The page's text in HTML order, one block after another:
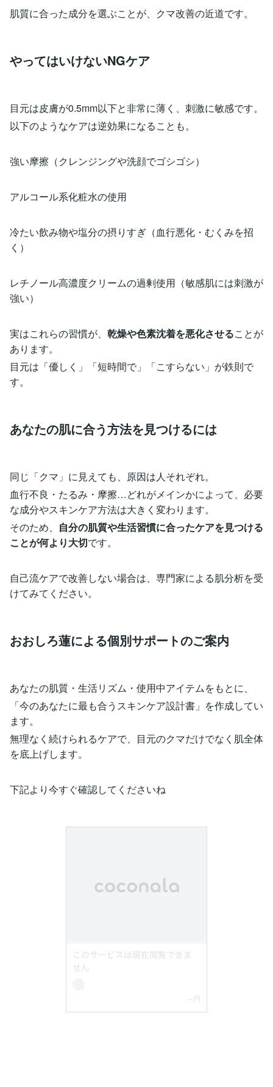
肌質に合った成分を選ぶことが、クマ改善の近道です。
やってはいけないNGケア
目元は皮膚が0.5mm以下と非常に薄く、刺激に敏感です。
以下のようなケアは逆効果になることも。
強い摩擦（クレンジングや洗顔でゴシゴシ）
アルコール系化粧水の使用
冷たい飲み物や塩分の摂りすぎ（血行悪化・むくみを招
く）
レチノール高濃度クリームの過剰使用（敏感肌には刺激が
強い）
実はこれらの習慣が、 乾燥や色素沈着を悪化させることが
あります。
目元は「優しく」「短時間で」「こすらない」が鉄則で
す。
あなたの肌に合う方法を見つけるには
同じ「クマ」に見えても、原因は人それぞれ。
血行不良・たるみ・摩擦…どれがメインかによって、必要
な成分やスキンケア方法は大きく変わります。
そのため、 自分の肌質や生活習慣に合ったケアを見つける
ことが何より大切です。
自己流ケアで改善しない場合は、専門家による肌分析を受
けてみてください。
おおしろ蓮による個別サポートのご案内
あなたの肌質・生活リズム・使用中アイテムをもとに、
「今のあなたに最も合うスキンケア設計書」を作成してい
ます。
無理なく続けられるケアで、目元のクマだけでなく肌全体
を底上げします。
下記より今すぐ確認してくださいね